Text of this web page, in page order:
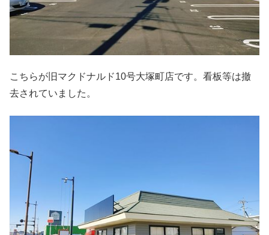
こちらが旧マクドナルド10号大塚町店です。看板等は撤
去されていました。